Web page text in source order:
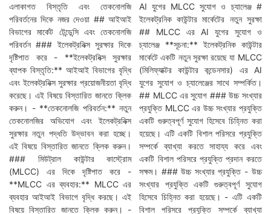
এলাকাগত বিস্তৃতি এবং তেকনোলজি
পরিবর্তনের দিকে নজর দেওয়া ## আইআই
বিভাগের মার্কেট টেন্ডেন্সি এবং তেকনোলজি
পরিবর্তন ### ইলেকট্রনিক্স সুরক্ষার দিকে
দৃষ্টিপাত করে - **ইলেকট্রনিক্স সুরক্ষার
ব্যাপক বিস্তৃতি:** আইআই বিভাগের বৃদ্ধি
এবং ইলেকট্রনিক্স সুরক্ষার প্রয়োজনীয়তা বৃদ্ধি
করেছে। এই বিষয়ে বিস্তারিত জানতে ক্লিক
করুন। - **তেকনোলজি পরিবর্তন:** নতুন
তেকনোলজির অভিযোগ এবং ইলেকট্রনিক্স
সুরক্ষার নতুন পদ্ধতি উদ্ভাবন করা হচ্ছে।
এই বিষয়ে বিস্তারিত জানতে ক্লিক করুন।
### মিউট্রাল কাউন্টার কাস্ট্রোম
(MLCC) এর দিকে দৃষ্টিপাত করে -
**MLCC এর ব্যবহার:** MLCC এর
ব্যবহার আইআই বিভাগে বৃদ্ধি করছে। এই
বিষয়ে বিস্তারিত জানতে ক্লিক করুন। -
AI যুগের MLCC সুযোগ ও চ্যালেঞ্জ #
ইলেকট্রনিক কাউন্টার মার্কেটের নতুন সুরক্ষা
## MLCC এর AI যুগের সুযোগ ও
চ্যালেঞ্জ **সূচনা:** ইলেকট্রনিক কাউন্টার
মার্কেটে একটি নতুন সুরক্ষা রয়েছে যা MLCC
(মিলিফ্যাক্টর কাউন্টার কন্ডেনসার) এর AI
যুগের সুযোগ ও চ্যালেঞ্জের সাথে সম্পর্কিত।
## MLCC এর সুযোগ ### উচ্চ সংখ্যার
প্রযুক্তি MLCC এর উচ্চ সংখ্যার প্রযুক্তি
একটি গুরুত্বপূর্ণ সুযোগ হিসেবে চিহ্নিত করা
হয়েছে। এটি একটি বিশাল পরিসরে প্রযুক্তি
সম্পর্কে ব্যাখ্যা করতে সাহায্য করে এবং
একটি বিশাল পরিসরে প্রযুক্তি প্রদান করতে
সক্ষম। ### উচ্চ সংখ্যার প্রযুক্তি - উচ্চ
সংখ্যার প্রযুক্তি একটি গুরুত্বপূর্ণ সুযোগ
হিসেবে চিহ্নিত করা হয়েছে। - এটি একটি
বিশাল পরিসরে প্রযুক্তি সম্পর্কে ব্যাখ্যা